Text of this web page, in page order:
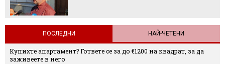
ПОСЛЕДНИ НАЙ-ЧЕТЕНИ
Купихте апартамент? Гответе се за до €1200 на квадрат, за да
заживеете в него